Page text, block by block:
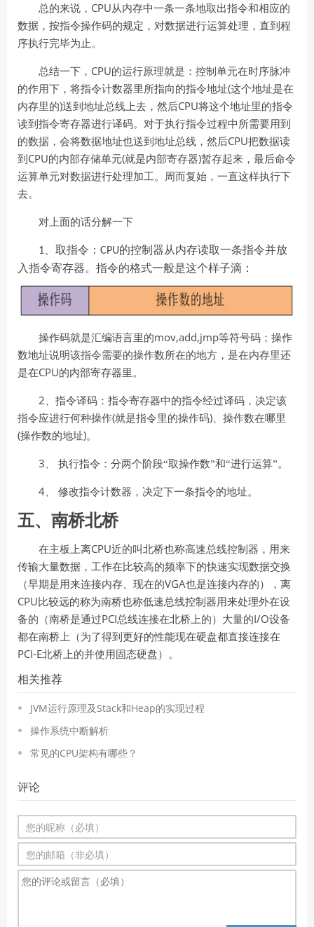
总的来说， CPU从内存中一条一条地取出指令和相应的
数据，按指令操作码的规定，对数据进行运算处理，直到程
序执行完毕为止。
总结一下， CPU的运行原理就是：控制单元在时序脉冲
的作用下，将指令计数器里所指向的指令地址(这个地址是在
内存里的)送到地址总线上去，然后CPU将这个地址里的指令
读到指令寄存器进行译码。对于执行指令过程中所需要用到
的数据，会将数据地址也送到地址总线，然后CPU把数据读
到 CPU的内部存储单元(就是内部寄存器)暂存起来，最后命令
运算单元对数据进行处理加工。周而复始，一直这样执行下
去。
对上面的话分解一下
1、取指令： CPU的控制器从内存读取一条指令并放
入指令寄存器。指令的格式一般是这个样子滴：
操作码就是汇编语言里的mov,add,jmp等符号码；操作
数地址说明该指令需要的操作数所在的地方，是在内存里还
是在CPU的内部寄存器里。
2 、指令译码：指令寄存器中的指令经过译码，决定该
指令应进行何种操作(就是指令里的操作码) 、操作数在哪里
(操作数的地址)。
3 执行指令：分两个阶段“取操作数”和“进行运算”。
4 修改指令计数器，决定下一条指令的地址。
五、南桥北桥
在主板上离CPU近的叫北桥也称高速总线控制器，用来
传输大量数据，工作在比较高的频率下的快速实现数据交换
（早期是用来连接内存、现在的VGA也是连接内存的），离
CPU比较远的称为南桥也称低速总线控制器用来处理外在设
备的（南桥是通过PCI总线连接在北桥上的）大量的I/O设备
都在南桥上（为了得到更好的性能现在硬盘都直接连接在
PCI-E北桥上的并使用固态硬盘）。
相关推荐
JVM运行原理及Stack和Heap的实现过程
操作系统中断解析
常见的CPU架构有哪些？
评论